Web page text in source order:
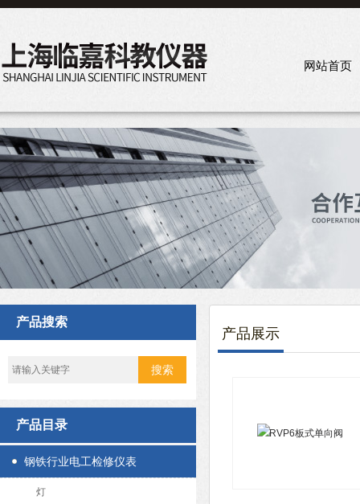
网站首页
产品搜索
产品目录
钢铁行业电工检修仪表
灯
产品展示